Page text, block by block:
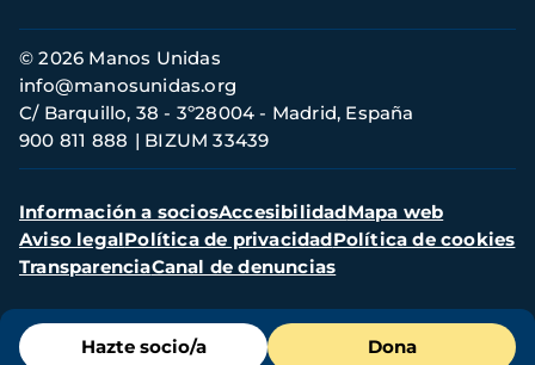
Menú
de
Hazte socio/a Dona
Información
de
contacto
© 2026 Manos Unidas
C/ Barquillo, 38 - 3º28004 - Madrid, España
900 811 888
BIZUM 33439
info@manosunidas.org
Menú
secundario
Información a sociosAccesibilidadMapa web
Aviso legalPolítica de privacidadPolítica de cookies
TransparenciaCanal de denuncias